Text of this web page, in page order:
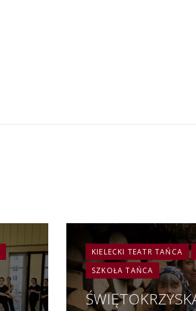
KIELECKI TEATR TAŃCA
SZKOŁA TAŃCA